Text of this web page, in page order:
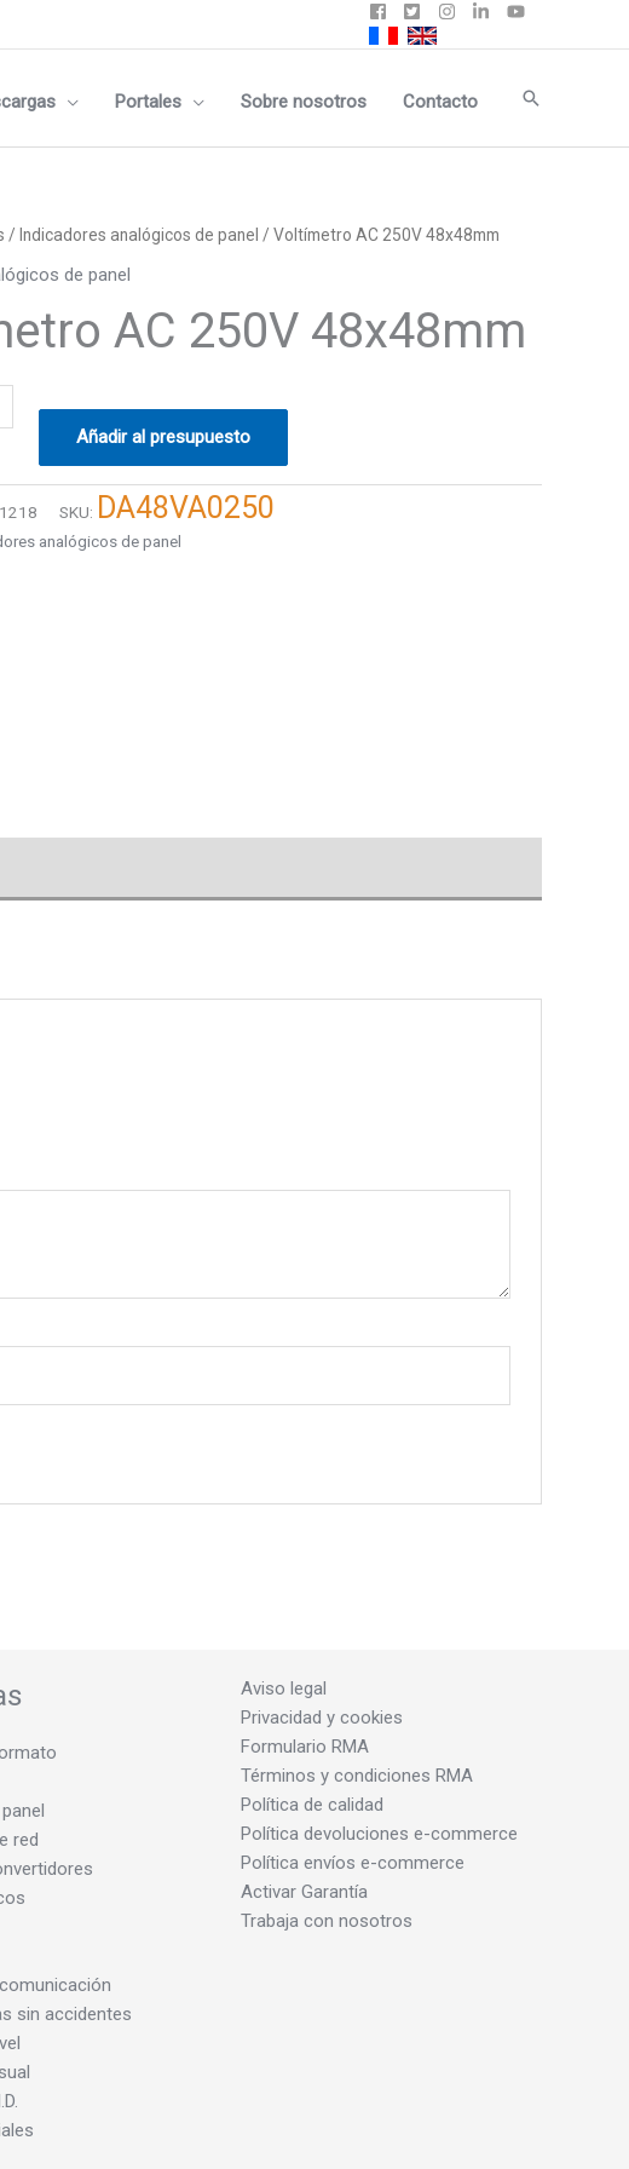
Portales Sobre nosotros Contacto Buscar
/ Indicadores analógicos de panel / Voltímetro AC 250V 48x48mm
de panel
AC 250V 48x48mm
Añadir al presupuesto
SKU: DA48VA0250
analógicos de panel
red
sin accidentes
Aviso legal
Privacidad y cookies
Formulario RMA
Términos y condiciones RMA
Política de calidad
Política devoluciones e-commerce
Política envíos e-commerce
Activar Garantía
Trabaja con nosotros